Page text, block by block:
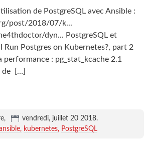
de PostgreSQL avec Ansible :
post/2018/07/k...
dyn... PostgreSQL et
Run Postgres on Kubernetes?, part 2
: pg_stat_kcache 2.1
de
[…]
vendredi, juillet 20 2018.
kubernetes PostgreSQL